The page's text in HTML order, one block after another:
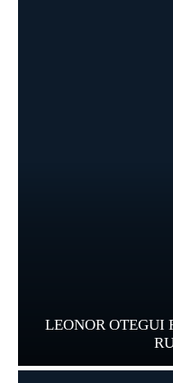
LEONOR OTEGUI